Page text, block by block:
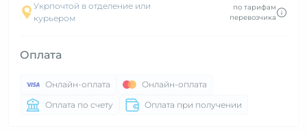
Укрпочтой в отделение или
курьером
по тарифам
перевозчика
Оплата
Онлайн-оплата
Онлайн-оплата
Оплата по счету
Оплата при получении